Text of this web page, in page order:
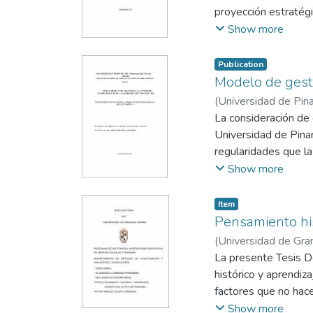
proyección
métodos de la
perspectivas
la sustentan y se
Secundaria Básica
resultados del
de la metodología
propuesta se
la dirección
participación de
profesional.
Show more
Publication
Modelo de
(Universidad de
Superior ( CECES ),
La consideración
Universidad de
regularidades que
fundamentos
peculiaridades y
desde su
implicadas y su
Este modelo,
de la extensión,
desarrollo del
universitario en la
Show more
Item
Pensamiento
(Universidad de
Pulido Cárdenas,
La presente Tesis
histórico y
factores que no
aprendizaje
Show more